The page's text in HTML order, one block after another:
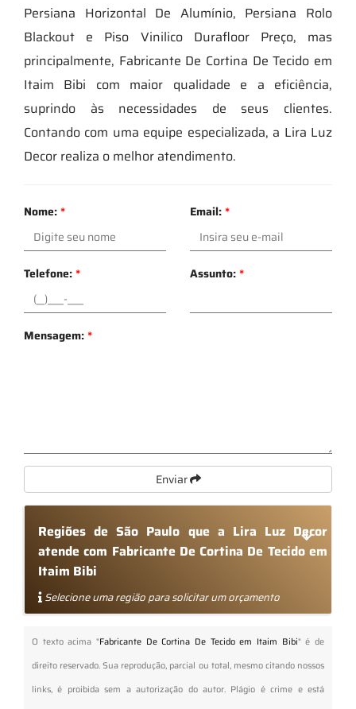
Persiana Horizontal De Alumínio, Persiana Rolo
Blackout e Piso Vinilico Durafloor Preço, mas
principalmente, Fabricante De Cortina De Tecido em
Itaim Bibi com maior qualidade e a eficiência,
suprindo às necessidades de seus clientes.
Contando com uma equipe especializada, a Lira Luz
Decor realiza o melhor atendimento.
Nome:* Email:*
Telefone:* Assunto:*
Mensagem:*
Enviar
Regiões de São Paulo que a Lira Luz Decor
atende com Fabricante De Cortina De Tecido em
Itaim Bibi
Selecione uma região para solicitar um orçamento
O texto acima "Fabricante De Cortina De Tecido em Itaim Bibi" é de
direito reservado. Sua reprodução, parcial ou total, mesmo citando nossos
links, é proibida sem a autorização do autor. Plágio é crime e está